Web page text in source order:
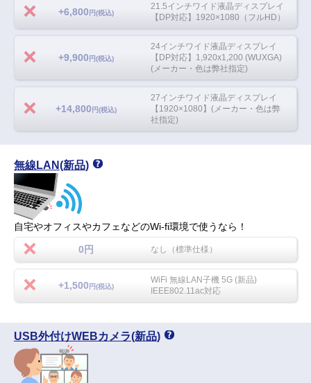
+6,800 円(税込)
21.5インチワイド液晶ディスプレイ
【DP対応】1920×1080（フルHD）
+9,900 円(税込)
24インチワイド液晶ディスプレイ
【DP対応】1,920x1,200 (WUXGA)
(メーカー・色は弊社指定)
+14,800 円(税込)
27インチワイド液晶ディスプレイ
【1920×1080】(メーカー・色は弊
社指定)
無線LAN(新品)
自宅やオフィスやカフェなどのWi-fi環境で使うなら！
0円 なし（標準仕様）
+1,500 円(税込)
WiFi 無線LAN子機 5G (新品)
IEEE802.11ac対応
USB外付けWEBカメラ(新品)